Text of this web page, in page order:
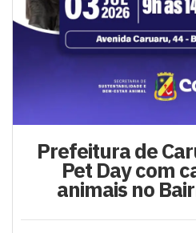
Prefeitura de
Pet Day com
animais no